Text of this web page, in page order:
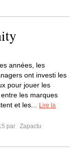
années, les
ont investi les
pour jouer les
les marques
et les...
Lire la
par
Zapactu